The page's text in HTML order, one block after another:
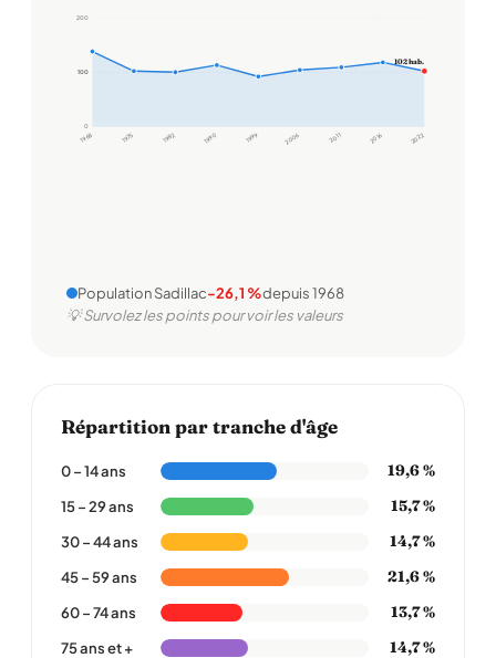
0
100
100
200
1968 1975 1982 1990 1999 2006 2011 2016 2022
102 hab.
Population Sadillac-26,1 %depuis 1968
💡 Survolez les points pour voir les valeurs
Répartition par tranche d'âge
0 – 14 ans 19,6 %
15 – 29 ans 15,7 %
30 – 44 ans 14,7 %
45 – 59 ans 21,6 %
60 – 74 ans 13,7 %
75 ans et + 14,7 %